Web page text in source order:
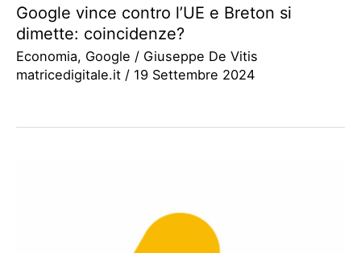
Google vince contro l’UE e Breton si
dimette: coincidenze?
Economia, Google / Giuseppe De Vitis
matricedigitale.it / 19 Settembre 2024